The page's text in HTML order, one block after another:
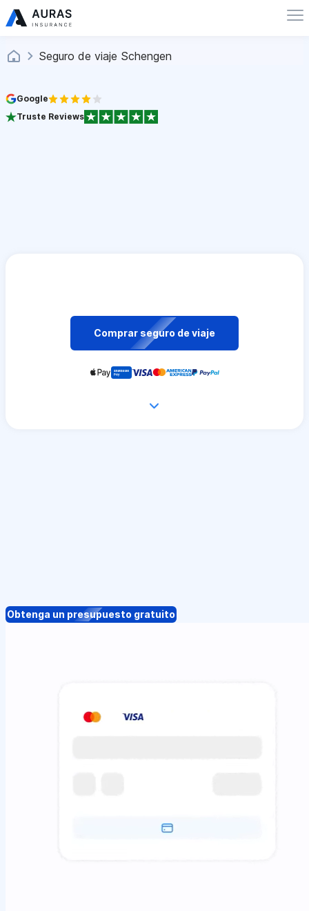
Seguro de viaje Schengen
Google
Truste Reviews
Comprar seguro de viaje
Obtenga un presupuesto gratuito